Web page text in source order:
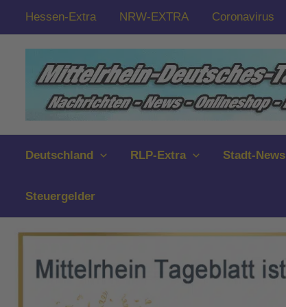
Zum
springen
Hessen-Extra NRW-EXTRA Coronavirus
Deutschland RLP-Extra Stadt-News
Steuergelder